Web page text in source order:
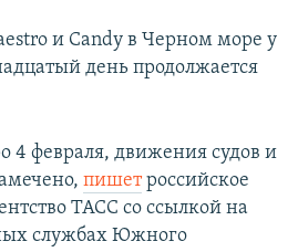
и Candy в Черном море у
день продолжается
4 февраля, движения судов и
пишетроссийское
ТАСС со ссылкой на
службах Южного